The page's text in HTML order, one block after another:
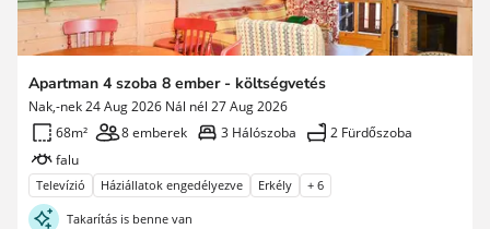
Apartman 4 szoba 8 ember - költségvetés
Nak,-nek 24 Aug 2026 Nál nél 27 Aug 2026
68m²
8 emberek 3 Hálószoba
2 Fürdőszoba
falu
Televízió Háziállatok engedélyezve Erkély + 6
Takarítás is benne van